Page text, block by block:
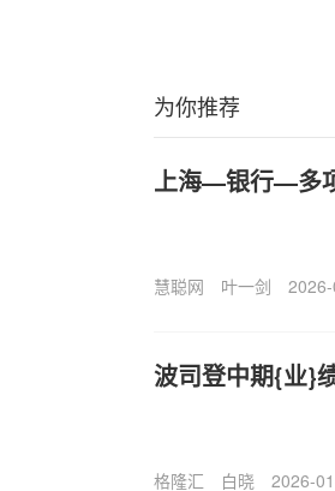
为你推荐
上海—银行—多
慧聪网 叶一剑
波司登中期{业}
格隆汇 白晓 2026-